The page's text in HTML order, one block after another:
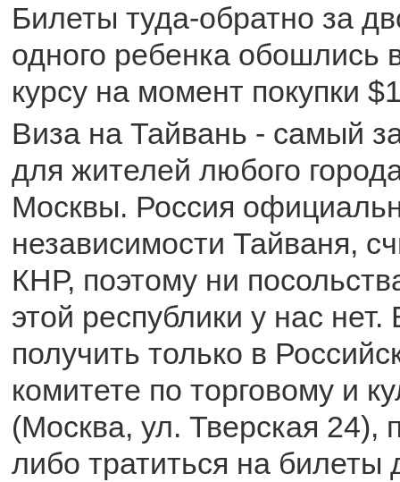
Билеты туда-обратно за
одного ребенка обошлись
курсу на момент покупки
Виза на Тайвань - самый
для жителей любого
Москвы. Россия
независимости Тайваня,
КНР, поэтому ни
этой республики у нас
получить только в
комитете по торговому и
(Москва, ул. Тверская 24),
либо тратиться на билеты